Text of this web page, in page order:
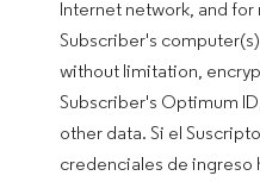
Internet network, and
Subscriber's
without limitation,
Subscriber's Optimum
other data. Si el
credenciales de ingreso